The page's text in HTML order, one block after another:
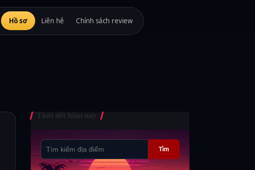
Hồ sơ Liên hệ Chính sách review
Thời tiết hôm nay
Tìm